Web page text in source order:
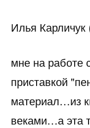
Илья Карличук
мне на работе
приставкой
материал…из
веками…а эта